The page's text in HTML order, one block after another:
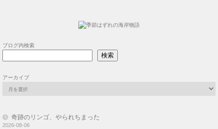
ブログ内検索
検索
アーカイブ
奇跡のリンゴ、やられちまった
2026-08-06